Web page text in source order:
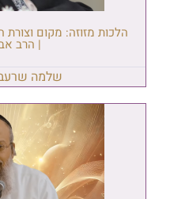
הלכות מזוזה: מקום
| הרב
שלמה